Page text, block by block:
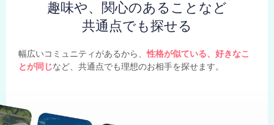
趣味や、関心のあることなど
共通点でも探せる
幅広いコミュニティがあるから、性格が似ている、好きなこ
とが同じなど、共通点でも理想のお相手を探せます。